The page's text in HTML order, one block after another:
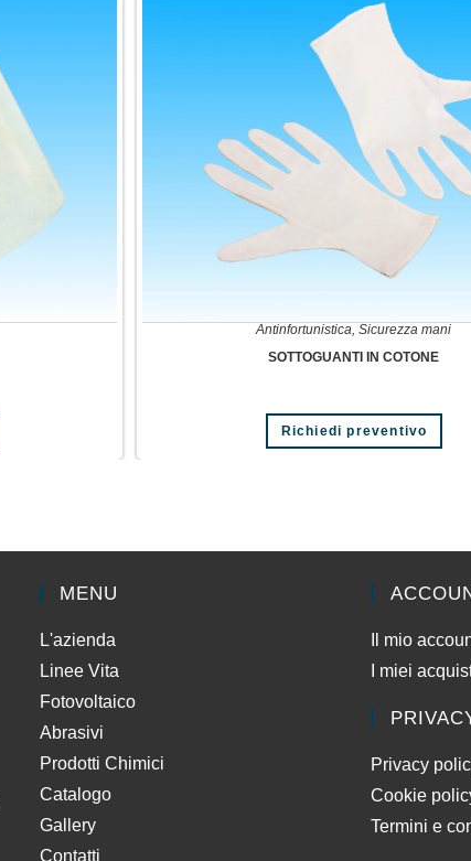
Antinfortunistica,Sicurezza mani
SOTTOGUANTI IN COTONE
Richiedi preventivo
MENU
L'azienda
Linee Vita
Fotovoltaico
Abrasivi
Prodotti Chimici
Catalogo
Gallery
Contatti
Il mio
I miei
Privacy
Cookie
Termini e